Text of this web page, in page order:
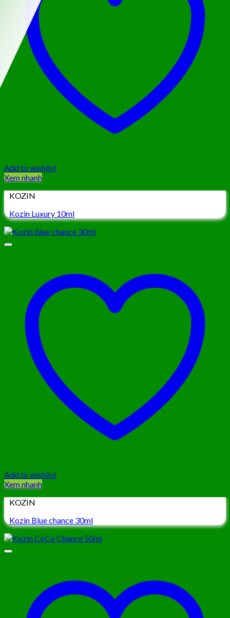
Add to wishlist
Xem nhanh
KOZIN
Kozin Luxury 10ml
Add to wishlist
Xem nhanh
KOZIN
Kozin Blue chance 30ml